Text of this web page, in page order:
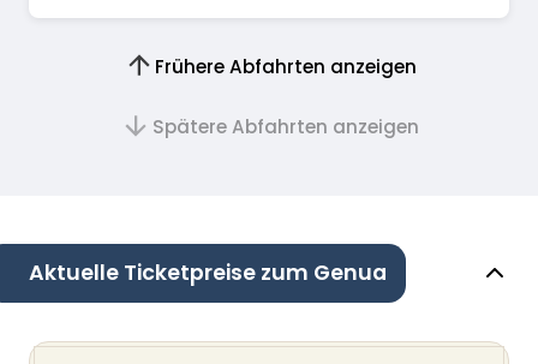
Frühere Abfahrten anzeigen
Spätere Abfahrten anzeigen
Aktuelle Ticketpreise zum Genua